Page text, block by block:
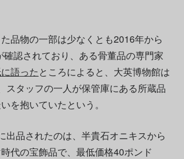
品物の一部は少なくとも2016年から
認されており、ある骨董品の専門家
語ったところによると、 大英博物館は
スタッフの一人が保管庫にある所蔵品
を抱いていたという。
出品されたのは、半貴石オニキスから
代の宝飾品で、最低価格40ポンド